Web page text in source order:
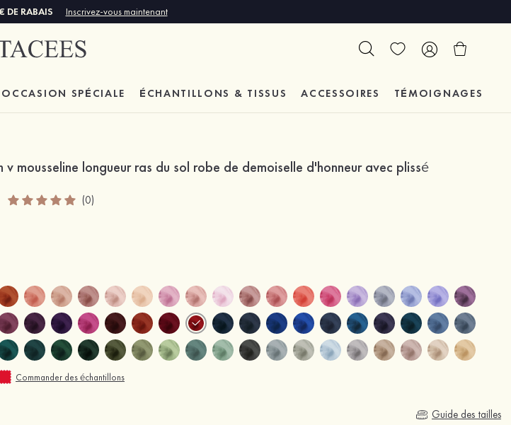
DE RABAIS Inscrivez-vous maintenant
OCCASION SPÉCIALE ÉCHANTILLONS & TISSUS ACCESSOIRES TÉMOIGNAGES
v mousseline longueur ras du sol robe de demoiselle d'honneur avec plissé
(0)
Commander des échantillons
Guide des tailles